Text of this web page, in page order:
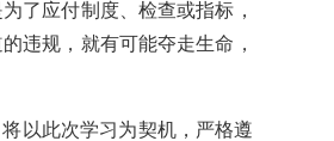
了应付制度、检查或指标，
违规，就有可能夺走生命，
以此次学习为契机，严格遵